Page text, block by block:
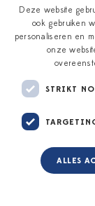
Verhaal
Onze
Deze website
ook gebruiken
personaliseren en
onze
STRIKT
ALLES